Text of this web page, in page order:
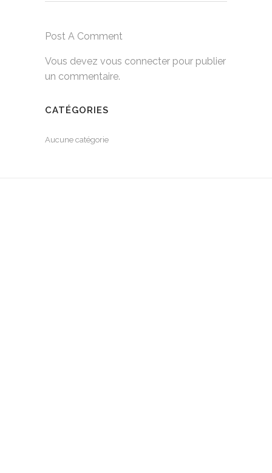
Post A Comment
Vous devez vous connecter pour publier
un commentaire.
CATÉGORIES
Aucune catégorie